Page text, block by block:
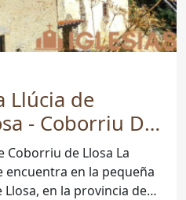
Llúcia de
- Coborriu De
de Llosa La
encuentra en la pequeña
en la provincia de